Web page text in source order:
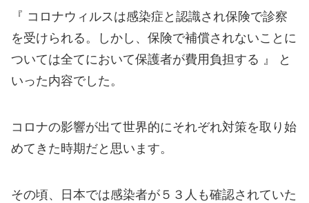
『 コロナウィルスは感染症と認識され保険で診察
を受けられる。しかし、保険で補償されないことに
ついては全てにおいて保護者が費用負担する 』 と
いった内容でした。
コロナの影響が出て世界的にそれぞれ対策を取り始
めてきた時期だと思います。
その頃、日本では感染者が５３人も確認されていた